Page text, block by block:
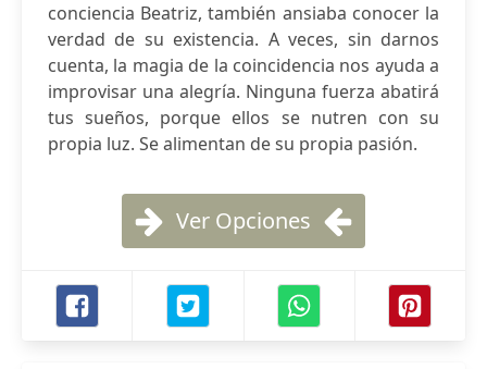
conciencia Beatriz, también ansiaba conocer la
verdad de su existencia. A veces, sin darnos
cuenta, la magia de la coincidencia nos ayuda a
improvisar una alegría. Ninguna fuerza abatirá
tus sueños, porque ellos se nutren con su
propia luz. Se alimentan de su propia pasión.
Ver Opciones